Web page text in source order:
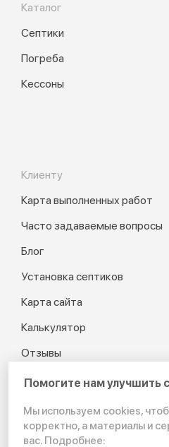
Каталог
Септики
Погреба
Кессоны
Клиенту
Карта выполненных работ
Часто задаваемые вопросы
Блог
Установка септиков
Карта сайта
Калькулятор
Отзывы
© 2012-2026 Канализация
в частном доме и на даче
Помогите нам улучшить
Мы используем cookies,
корректно, а материалы и
вас. Подробнее: